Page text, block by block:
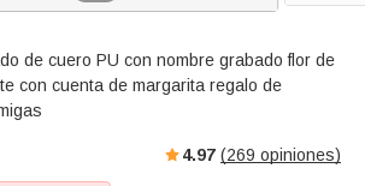
de cuero PU con nombre grabado flor de
con cuenta de margarita regalo de
4.97 (269 opiniones)